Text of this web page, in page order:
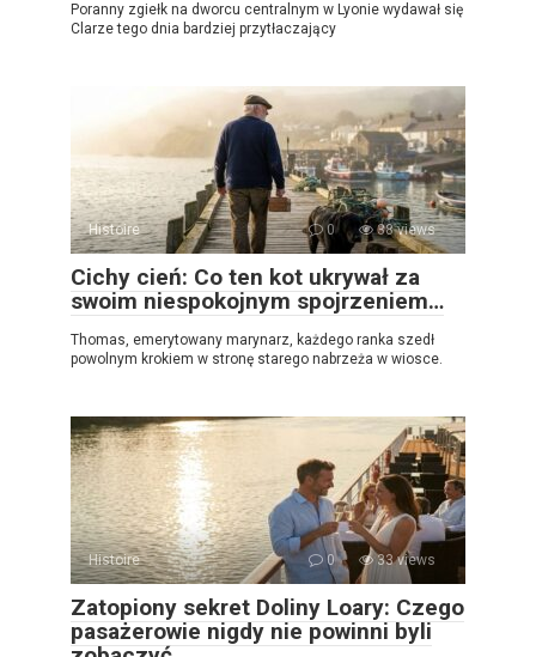
Poranny zgiełk na dworcu centralnym w Lyonie wydawał się
Clarze tego dnia bardziej przytłaczający
Histoire 0 38 views
Cichy cień: Co ten kot ukrywał za
swoim niespokojnym spojrzeniem…
Thomas, emerytowany marynarz, każdego ranka szedł
powolnym krokiem w stronę starego nabrzeża w wiosce.
Histoire 0 33 views
Zatopiony sekret Doliny Loary: Czego
pasażerowie nigdy nie powinni byli